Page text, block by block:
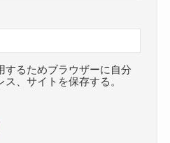
するためブラウザーに自分
、サイトを保存する。